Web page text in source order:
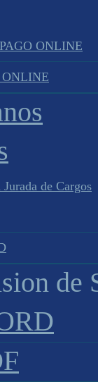
ONLINE
de Cargos
de